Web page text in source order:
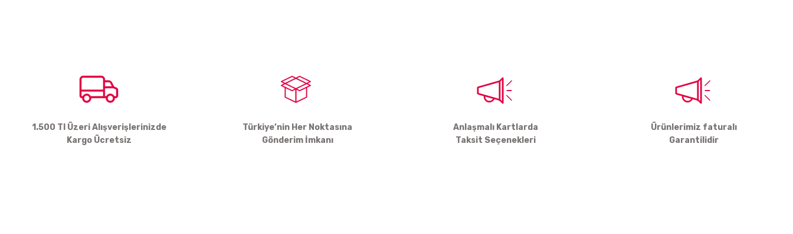
Bu ürüne benzer farklı alternatifler olmalı.
1.500 Tl Üzeri Alışverişlerinizde
Kargo Ücretsiz
Türkiye’nin Her Noktasına
Gönderim İmkanı
Anlaşmalı Kartlarda
Taksit Seçenekleri
Ürünlerimiz faturalı
Garantilidir